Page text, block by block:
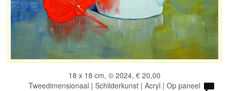
18 x 18 cm, © 2024, € 20,00
Tweedimensionaal | Schilderkunst | Acryl | Op paneel